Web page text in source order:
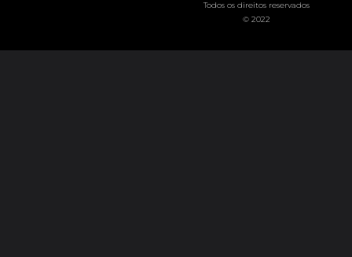
Todos os direitos reservados
© 2022